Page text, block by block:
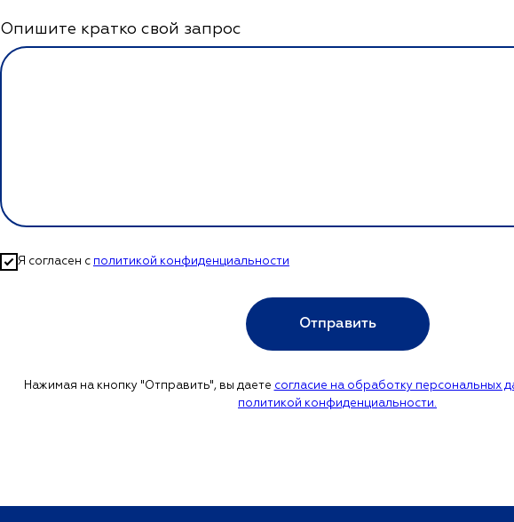
Опишите кратко свой запрос
Я согласен с политикой конфиденциальности
Отправить
Нажимая на кнопку "Отправить", вы даете согласие на обработку персональных
политикой конфиденциальности.